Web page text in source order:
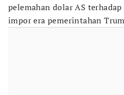
pelemahan dolar AS
impor era pemerintahan